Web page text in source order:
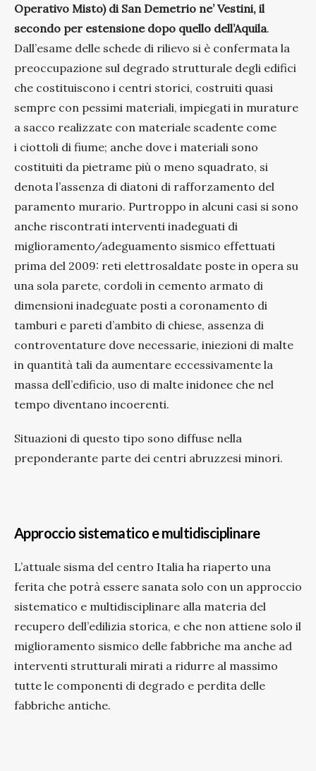
Operativo Misto) di San Demetrio ne’ Vestini, il
secondo per estensione dopo quello dell’Aquila.
Dall’esame delle schede di rilievo si è confermata la
preoccupazione sul degrado strutturale degli edifici
che costituiscono i centri storici, costruiti quasi
sempre con pessimi materiali, impiegati in murature
a sacco realizzate con materiale scadente come
i ciottoli di fiume; anche dove i materiali sono
costituiti da pietrame più o meno squadrato, si
denota l’assenza di diatoni di rafforzamento del
paramento murario. Purtroppo in alcuni casi si sono
anche riscontrati interventi inadeguati di
miglioramento/adeguamento sismico effettuati
prima del 2009: reti elettrosaldate poste in opera su
una sola parete, cordoli in cemento armato di
dimensioni inadeguate posti a coronamento di
tamburi e pareti d’ambito di chiese, assenza di
controventature dove necessarie, iniezioni di malte
in quantità tali da aumentare eccessivamente la
massa dell’edificio, uso di malte inidonee che nel
tempo diventano incoerenti.
Situazioni di questo tipo sono diffuse nella
preponderante parte dei centri abruzzesi minori.
Approccio sistematico e multidisciplinare
L’attuale sisma del centro Italia ha riaperto una
ferita che potrà essere sanata solo con un approccio
sistematico e multidisciplinare alla materia del
recupero dell’edilizia storica, e che non attiene solo il
miglioramento sismico delle fabbriche ma anche ad
interventi strutturali mirati a ridurre al massimo
tutte le componenti di degrado e perdita delle
fabbriche antiche.